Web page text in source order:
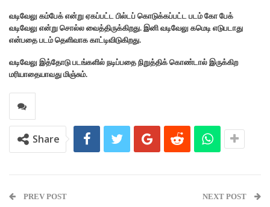
வடிவேலு கம்பேக் என்று ஏகப்பட்ட பில்டப் கொடுக்கப்பட்ட படம் கோ பேக்
வடிவேலு என்று சொல்ல வைத்திருக்கிறது. இனி வடிவேலு கமெடி எடுபடாது
என்பதை படம் தெளிவாக காட்டிவிடுகிறது.
வடிவேலு இத்தோடு படங்களில் நடிப்பதை நிறுத்திக் கொண்டால் இருக்கிற
மரியாதையாவது மிஞ்சும்.
Share
PREV POST NEXT POST